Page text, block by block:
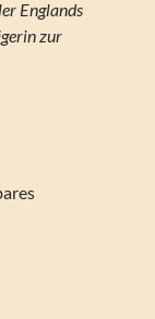
Englands
zur